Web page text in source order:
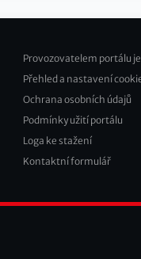
Footer
2
Provozovatelem portálu
Přehled a nastavení
Ochrana osobních údajů
Podmínky užití portálu
Loga ke stažení
Kontaktní formulář